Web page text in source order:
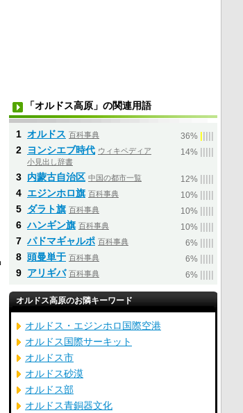
「オルドス高原」の関連用語
1 オルドス 百科事典 36%
2 ヨンシエブ時代 ウィキペディア
小見出し辞書
14%
3 内蒙古自治区 中国の都市一覧 12%
4 エジンホロ旗 百科事典 10%
5 ダラト旗 百科事典 10%
6 ハンギン旗 百科事典 10%
7 パドマギャルポ 百科事典 6%
8 頭曼単于 百科事典 6%
9 アリギバ 百科事典 6%
オルドス高原のお隣キーワード
オルドス・エジンホロ国際空港
オルドス国際サーキット
オルドス市
オルドス砂漠
オルドス部
オルドス青銅器文化